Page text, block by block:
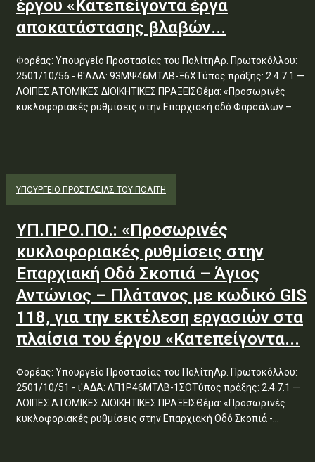
έργου «Κατεπείγοντα έργα
αποκατάστασης βλαβών...
Φορέας: Υπουργείο Προστασίας του ΠολίτηΑρ. Πρωτοκόλλου:
2501/10/56 - θ'ΑΔΑ: 93ΜΨ46ΜΤΛΒ-Ξ6ΧΤύπος πράξης: 2.4.7.1 —
ΛΟΙΠΕΣ ΑΤΟΜΙΚΕΣ ΔΙΟΙΚΗΤΙΚΕΣ ΠΡΑΞΕΙΣΘέμα: «Προσωρινές
κυκλοφοριακές ρυθμίσεις στην Επαρχιακή οδό Φαρσάλων –...
ΥΠΟΥΡΓΕΊΟ ΠΡΟΣΤΑΣΊΑΣ ΤΟΥ ΠΟΛΊΤΗ
ΥΠ.ΠΡΟ.ΠΟ.: «Προσωρινές
κυκλοφοριακές ρυθμίσεις στην
Επαρχιακή Οδό Σκοπιά – Άγιος
Αντώνιος – Πλάτανος με κωδικό GIS
118, για την εκτέλεση εργασιών στα
πλαίσια του έργου «Κατεπείγοντα...
Φορέας: Υπουργείο Προστασίας του ΠολίτηΑρ. Πρωτοκόλλου:
2501/10/51 - ι'ΑΔΑ: ΛΠ1Ρ46ΜΤΛΒ-1ΣΟΤύπος πράξης: 2.4.7.1 —
ΛΟΙΠΕΣ ΑΤΟΜΙΚΕΣ ΔΙΟΙΚΗΤΙΚΕΣ ΠΡΑΞΕΙΣΘέμα: «Προσωρινές
κυκλοφοριακές ρυθμίσεις στην Επαρχιακή Οδό Σκοπιά -...